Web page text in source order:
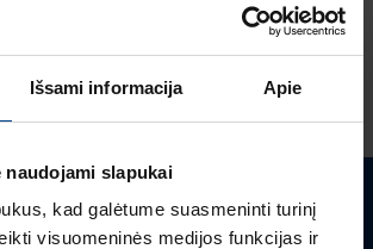
Išsami informacija Apie
naudojami slapukai
kad galėtume suasmeninti turinį
visuomeninės medijos funkcijas ir
Susisiekite